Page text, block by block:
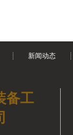
新闻动态
备工